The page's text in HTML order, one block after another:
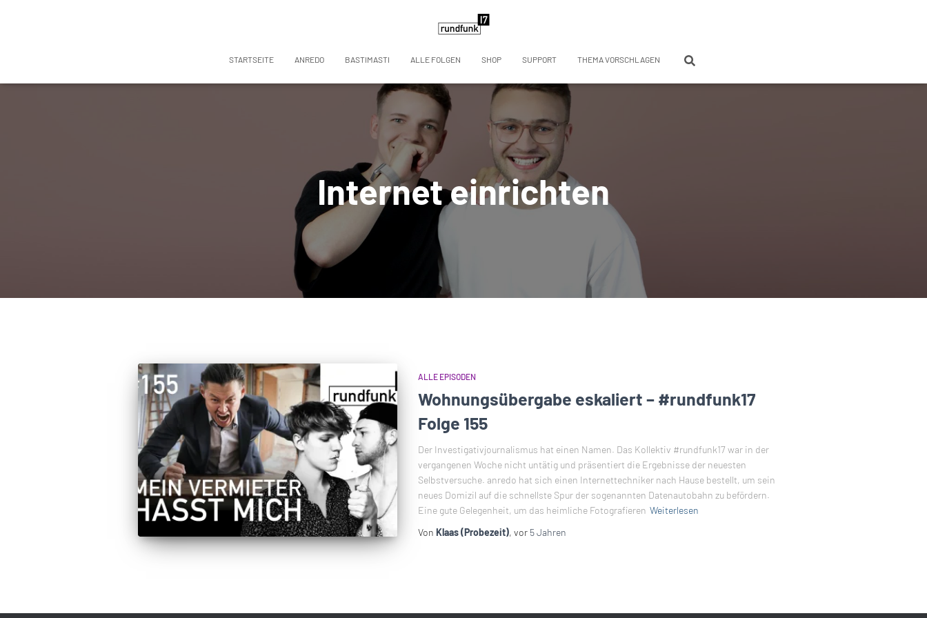
STARTSEITE ANREDO BASTIMASTI ALLE FOLGEN SHOP SUPPORT THEMA VORSCHLAGEN
Internet einrichten
ALLE EPISODEN
Wohnungsübergabe eskaliert – #rundfunk17
Folge 155
Der Investigativjournalismus hat einen Namen. Das Kollektiv #rundfunk17 war in der
vergangenen Woche nicht untätig und präsentiert die Ergebnisse der neuesten
Selbstversuche. anredo hat sich einen Internettechniker nach Hause bestellt, um sein
neues Domizil auf die schnellste Spur der sogenannten Datenautobahn zu befördern.
Eine gute Gelegenheit, um das heimliche Fotografieren Weiterlesen
Von Klaas (Probezeit), vor 5 Jahren